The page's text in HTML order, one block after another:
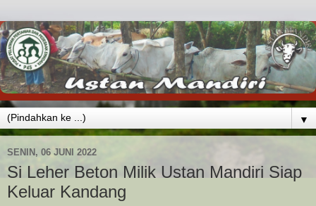
▼
SENIN, 06 JUNI 2022
Si Leher Beton Milik Ustan Mandiri Siap
Keluar Kandang